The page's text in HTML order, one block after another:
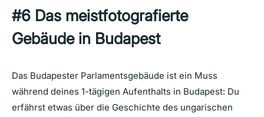
#6 Das meistfotografierte
Gebäude in Budapest
Das Budapester Parlamentsgebäude ist ein Muss
während deines 1-tägigen Aufenthalts in Budapest: Du
erfährst etwas über die Geschichte des ungarischen